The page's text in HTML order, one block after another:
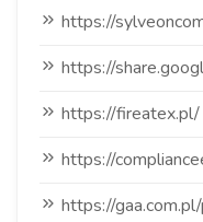
https://
https://
https://fireatex.pl/
https://
https://